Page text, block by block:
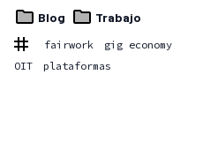
Blog
Trabajo
fairwork
gig economy
OIT
plataformas